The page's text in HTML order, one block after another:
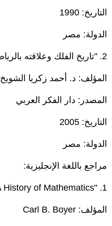
التاريخ: 1990
الدولة: مصر
2. "تاريخ الفلك وعلاقته بالرياضيات"
المؤلف: د. أحمد زكريا الشويخ
المصدر: دار الفكر العربي
التاريخ: 2005
الدولة: مصر
مراجع باللغة الإنجليزية:
1. "A History of Mathematics"
المؤلف: Carl B. Boyer